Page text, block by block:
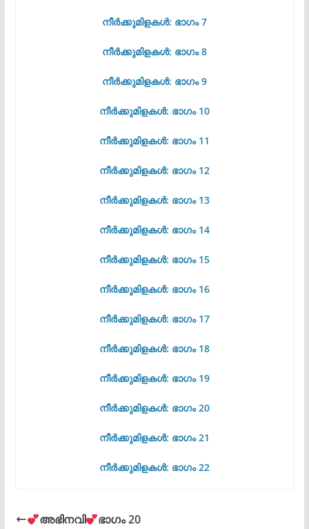
നീർക്കുമിളകൾ: ഭാഗം 7
നീർക്കുമിളകൾ: ഭാഗം 8
നീർക്കുമിളകൾ: ഭാഗം 9
നീർക്കുമിളകൾ: ഭാഗം 10
നീർക്കുമിളകൾ: ഭാഗം 11
നീർക്കുമിളകൾ: ഭാഗം 12
നീർക്കുമിളകൾ: ഭാഗം 13
നീർക്കുമിളകൾ: ഭാഗം 14
നീർക്കുമിളകൾ: ഭാഗം 15
നീർക്കുമിളകൾ: ഭാഗം 16
നീർക്കുമിളകൾ: ഭാഗം 17
നീർക്കുമിളകൾ: ഭാഗം 18
നീർക്കുമിളകൾ: ഭാഗം 19
നീർക്കുമിളകൾ: ഭാഗം 20
നീർക്കുമിളകൾ: ഭാഗം 21
നീർക്കുമിളകൾ: ഭാഗം 22
അഭിനവി
ഭാഗം 20